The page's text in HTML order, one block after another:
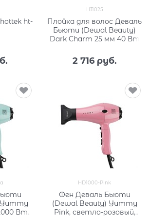
ht-
HI1025
Плойка для волос Деваль
Бьюти (Dewal Beauty)
Dark Charm 25 мм 40 Вт
2 716 руб.
Вт,
HD1000-Pink
Фен Деваль Бьюти
(Dewal Beauty) Yummy
Pink, светло-розовый,